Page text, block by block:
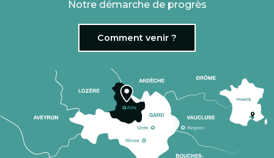
Notre démarche de progrès
Comment venir ?